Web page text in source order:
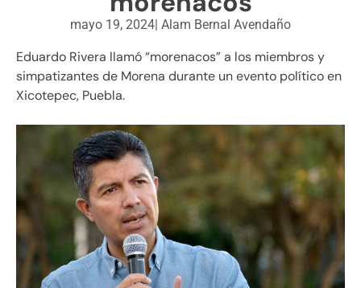
mayo 19, 2024| Alam Bernal Avendaño
Eduardo Rivera llamó “morenacos” a los miembros y
simpatizantes de Morena durante un evento político en
Xicotepec, Puebla.